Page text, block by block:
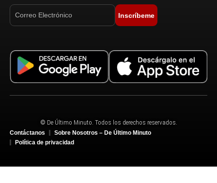
Inscríbeme
© De Último Minuto. Todos los derechos reservados.
Contáctanos
Sobre Nosotros – De Último Minuto
Política de privacidad